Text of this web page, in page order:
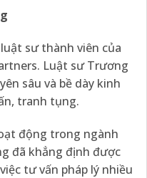
sư thành viên của
Luật sư Trương
sâu và bề dày kinh
tranh tụng.
động trong ngành
đã khẳng định được
tư vấn pháp lý nhiều